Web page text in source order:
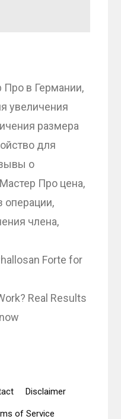
Про в Германии,
увеличения
размера
для
о
Про цена,
операции,
члена,
Forte for
Real Results
Disclaimer
of Service